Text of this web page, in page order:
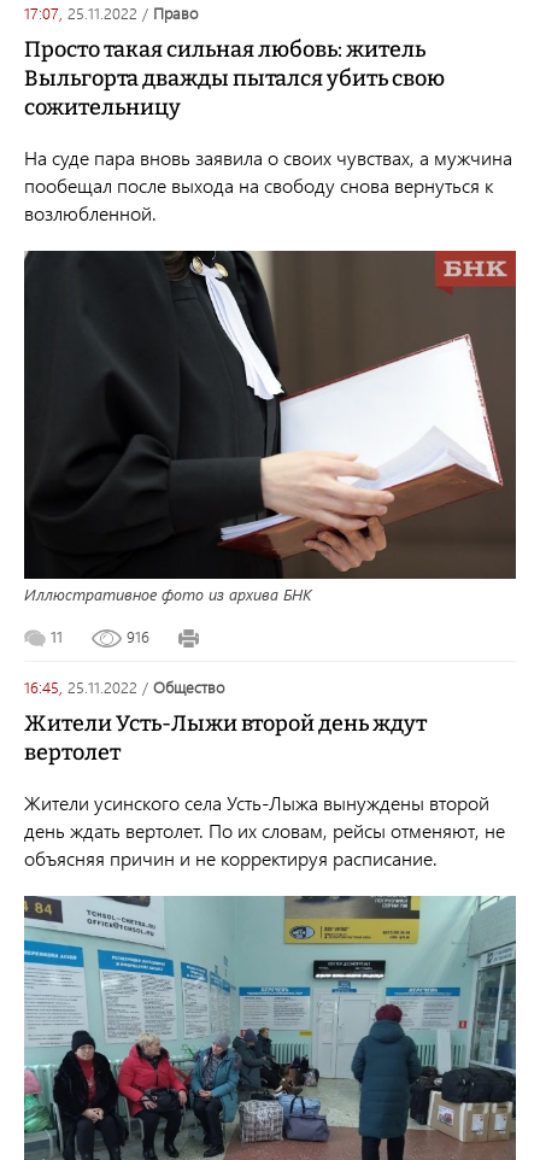
17:07, 25.11.2022 / право
Просто такая сильная любовь: житель
Выльгорта дважды пытался убить свою
сожительницу
На суде пара вновь заявила о своих чувствах, а мужчина
пообещал после выхода на свободу снова вернуться к
возлюбленной.
Иллюстративное фото из архива БНК
11 916
16:45, 25.11.2022 / общество
Жители Усть-Лыжи второй день ждут
вертолет
Жители усинского села Усть-Лыжа вынуждены второй
день ждать вертолет. По их словам, рейсы отменяют, не
объясняя причин и не корректируя расписание.